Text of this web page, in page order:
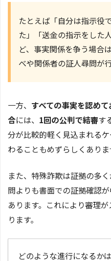
たとえば「自分は指示役
た」「送金の指示をした
ど、事実関係を争う場合
べや関係者の証人尋問が
一方、 すべての事実を認め
合には、 1回の公判で結審す
分が比較的軽く見込まれる
わることもめずらしくありま
また、特殊詐欺は証拠の多
問よりも書面での証拠確認
あります。これにより審理
ります。
どのような進行になるか